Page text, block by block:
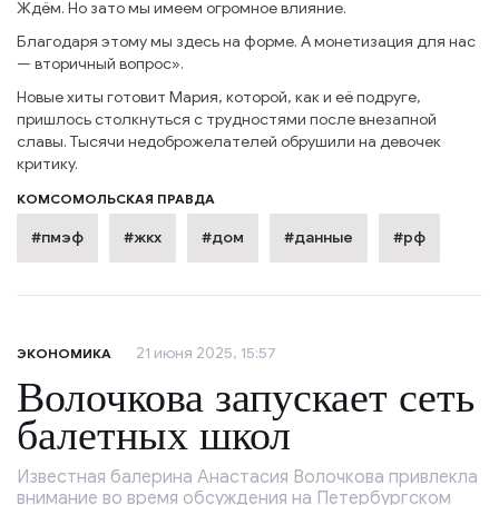
Ждём. Но зато мы имеем огромное влияние.
Благодаря этому мы здесь на форме. А монетизация для нас
— вторичный вопрос».
Новые хиты готовит Мария, которой, как и её подруге,
пришлось столкнуться с трудностями после внезапной
славы. Тысячи недоброжелателей обрушили на девочек
критику.
КОМСОМОЛЬСКАЯ ПРАВДА
#пмэф #жкх #дом #данные #рф
ЭКОНОМИКА 21 июня 2025, 15:57
Волочкова запускает сеть
балетных школ
Известная балерина Анастасия Волочкова привлекла
внимание во время обсуждения на Петербургском